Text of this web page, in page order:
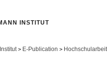
INSTITUT
> E-Publication >